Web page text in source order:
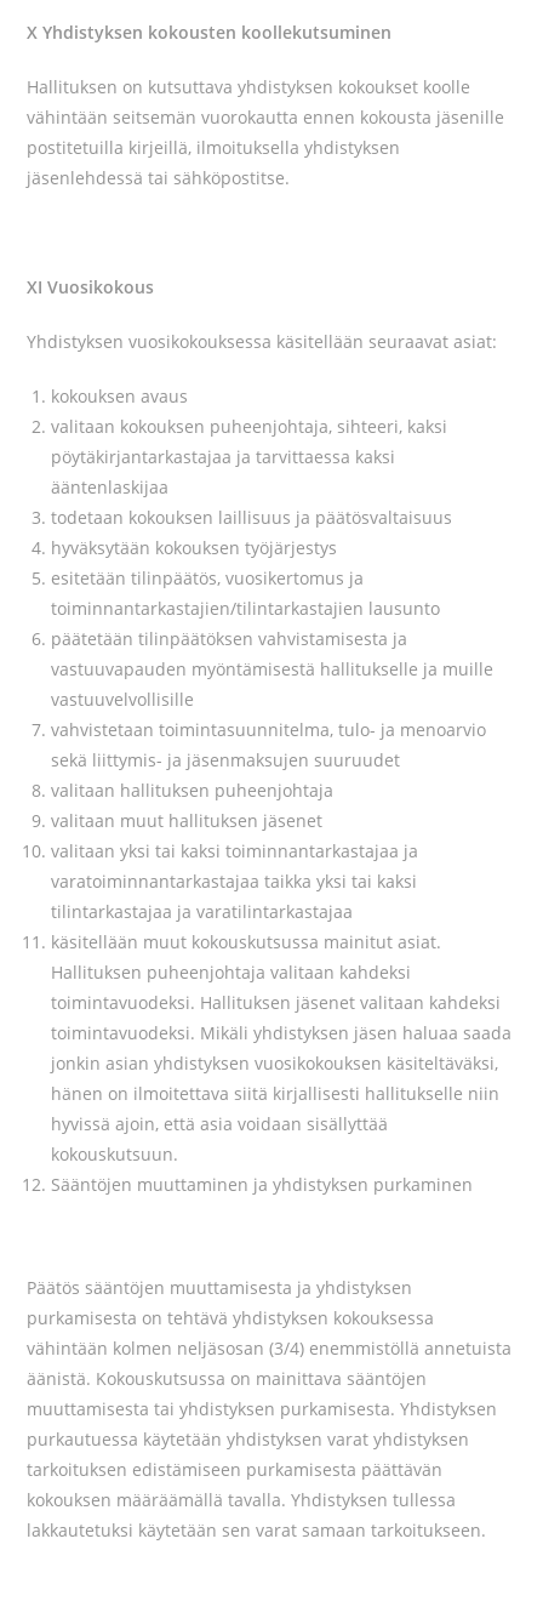
X Yhdistyksen kokousten koollekutsuminen
Hallituksen on kutsuttava yhdistyksen kokoukset koolle
vähintään seitsemän vuorokautta ennen kokousta jäsenille
postitetuilla kirjeillä, ilmoituksella yhdistyksen
jäsenlehdessä tai sähköpostitse.
XI Vuosikokous
Yhdistyksen vuosikokouksessa käsitellään seuraavat asiat:
kokouksen avaus
valitaan kokouksen puheenjohtaja, sihteeri, kaksi
pöytäkirjantarkastajaa ja tarvittaessa kaksi
ääntenlaskijaa
todetaan kokouksen laillisuus ja päätösvaltaisuus
hyväksytään kokouksen työjärjestys
esitetään tilinpäätös, vuosikertomus ja
toiminnantarkastajien/tilintarkastajien lausunto
päätetään tilinpäätöksen vahvistamisesta ja
vastuuvapauden myöntämisestä hallitukselle ja muille
vastuuvelvollisille
vahvistetaan toimintasuunnitelma, tulo- ja menoarvio
sekä liittymis- ja jäsenmaksujen suuruudet
valitaan hallituksen puheenjohtaja
valitaan muut hallituksen jäsenet
valitaan yksi tai kaksi toiminnantarkastajaa ja
varatoiminnantarkastajaa taikka yksi tai kaksi
tilintarkastajaa ja varatilintarkastajaa
käsitellään muut kokouskutsussa mainitut asiat.
Hallituksen puheenjohtaja valitaan kahdeksi
toimintavuodeksi. Hallituksen jäsenet valitaan kahdeksi
toimintavuodeksi. Mikäli yhdistyksen jäsen haluaa saada
jonkin asian yhdistyksen vuosikokouksen käsiteltäväksi,
hänen on ilmoitettava siitä kirjallisesti hallitukselle niin
hyvissä ajoin, että asia voidaan sisällyttää
kokouskutsuun.
Sääntöjen muuttaminen ja yhdistyksen purkaminen
Päätös sääntöjen muuttamisesta ja yhdistyksen
purkamisesta on tehtävä yhdistyksen kokouksessa
vähintään kolmen neljäsosan (3/4) enemmistöllä annetuista
äänistä. Kokouskutsussa on mainittava sääntöjen
muuttamisesta tai yhdistyksen purkamisesta. Yhdistyksen
purkautuessa käytetään yhdistyksen varat yhdistyksen
tarkoituksen edistämiseen purkamisesta päättävän
kokouksen määräämällä tavalla. Yhdistyksen tullessa
lakkautetuksi käytetään sen varat samaan tarkoitukseen.